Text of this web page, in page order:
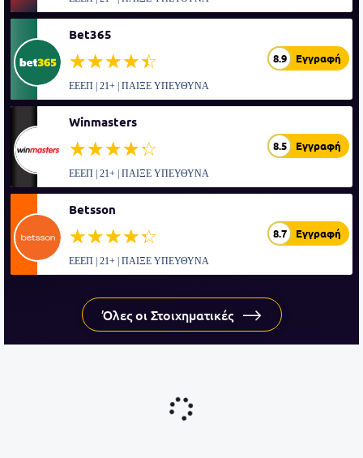
Bet365
☆☆☆☆☆
★★★★★ 8.9 Εγγραφή
ΕΕΕΠ | 21+ | ΠΑΙΞΕ ΥΠΕΥΘΥΝΑ
Winmasters
☆☆☆☆☆
★★★★★ 8.5 Εγγραφή
ΕΕΕΠ | 21+ | ΠΑΙΞΕ ΥΠΕΥΘΥΝΑ
Betsson
☆☆☆☆☆
★★★★★ 8.7 Εγγραφή
ΕΕΕΠ | 21+ | ΠΑΙΞΕ ΥΠΕΥΘΥΝΑ
Όλες οι Στοιχηματικές